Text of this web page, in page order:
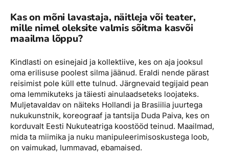
Kas on mõni lavastaja, näitleja või teater,
mille nimel oleksite valmis sõitma kasvõi
maailma lõppu?
Kindlasti on esinejaid ja kollektiive, kes on aja jooksul
oma erilisuse poolest silma jäänud. Eraldi nende pärast
reisimist pole küll ette tulnud. Järgnevaid tegijaid pean
oma lemmikuteks ja täiesti ainulaadseteks loojateks.
Muljetavaldav on näiteks Hollandi ja Brasiilia juurtega
nukukunstnik, koreograaf ja tantsija Duda Paiva, kes on
korduvalt Eesti Nukuteatriga koostööd teinud. Maailmad,
mida ta miimika ja nuku manipuleerimisoskustega loob,
on vaimukad, lummavad, ebamaised.